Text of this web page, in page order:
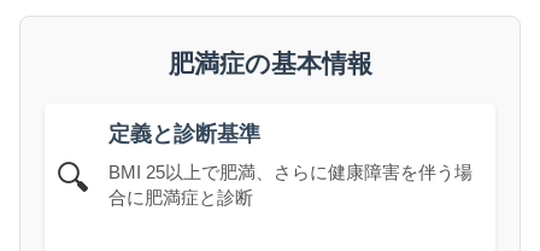
肥満症の基本情報
🔍
定義と診断基準
BMI 25以上で肥満、さらに健康障害を伴う場
合に肥満症と診断